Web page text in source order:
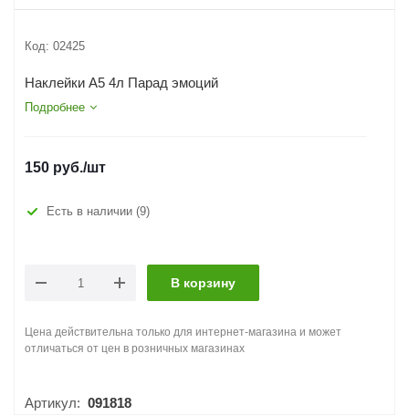
Код: 02425
Наклейки А5 4л Парад эмоций
Подробнее
150 руб./шт
Есть в наличии (9)
В корзину
Цена действительна только для интернет-магазина и может
отличаться от цен в розничных магазинах
Артикул: 091818